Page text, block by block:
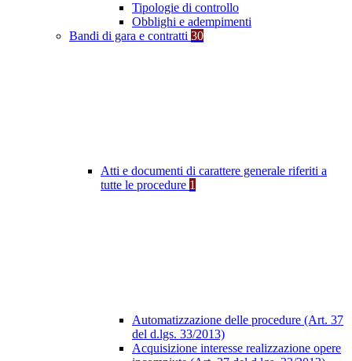
Tipologie di controllo
Obblighi e adempimenti
Bandi di gara e contratti 30
Atti e documenti di carattere generale riferiti a
tutte le procedure 1
Automatizzazione delle procedure (Art. 37
del d.lgs. 33/2013)
Acquisizione interesse realizzazione opere